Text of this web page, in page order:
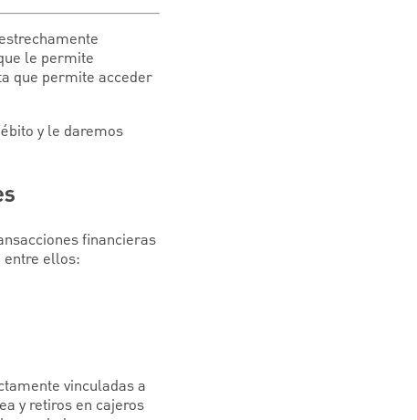
le permite
que permite acceder
y le daremos
financieras
entre ellos:
vinculadas a
y retiros en cajeros